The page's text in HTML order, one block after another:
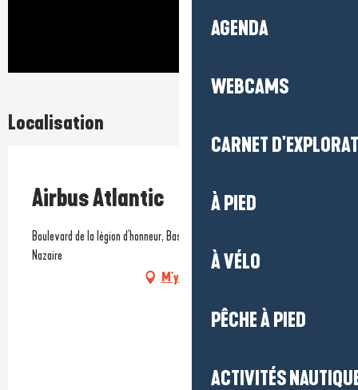
AGENDA
WEBCAMS
CARNET
À PIED
À VÉLO
PÊCHE À PIED
ACTIVITÉS
Localisation
Airbus Atlantic
Boulevard de la légion d'honneur, Base sous-marine, 44600 Saint-
Nazaire
M'y rendre